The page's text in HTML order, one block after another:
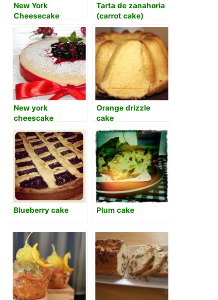
New York
Cheesecake
Tarta de zanahoria
(carrot cake)
New york
cheescake
Orange drizzle
cake
Blueberry cake Plum cake